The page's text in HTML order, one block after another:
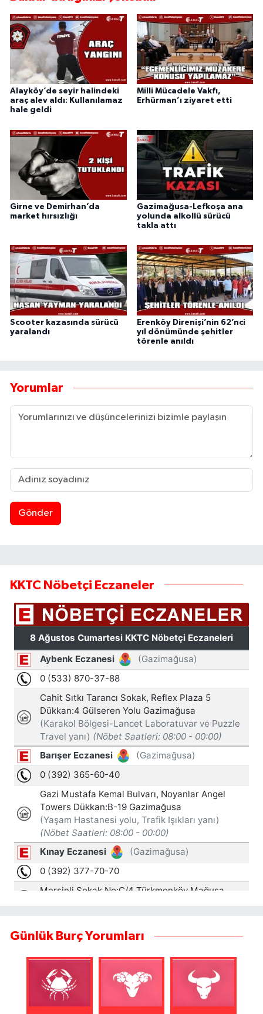
Alayköy’de seyir halindeki
araç alev aldı: Kullanılamaz
hale geldi
Milli Mücadele Vakfı,
Erhürman’ı ziyaret etti
Girne ve Demirhan’da
market hırsızlığı
Gazimağusa-Lefkoşa ana
yolunda alkollü sürücü
takla attı
Scooter kazasında sürücü
yaralandı
Erenköy Direnişi’nin 62’nci
yıl dönümünde şehitler
törenle anıldı
Yorumlar
Gönder
KKTC Nöbetçi Eczaneler
Günlük Burç Yorumları